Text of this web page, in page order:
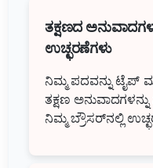
ತಕ್ಷಣದ
ಉಚ್ಛರಣೆಗಳು
ನಿಮ್ಮ ಪದವನ್ನು ಟೈಪ್
ತಕ್ಷಣ
ನಿಮ್ಮ ಬ್ರೌಸರ್‌ನಲ್ಲಿ